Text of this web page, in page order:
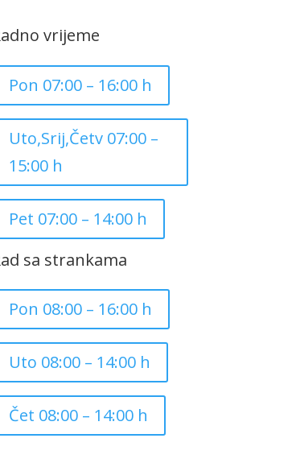
vrijeme
Pon 07:00 – 16:00 h
Uto,Srij,Četv 07:00 –
15:00 h
Pet 07:00 – 14:00 h
sa strankama
Pon 08:00 – 16:00 h
Uto 08:00 – 14:00 h
Čet 08:00 – 14:00 h